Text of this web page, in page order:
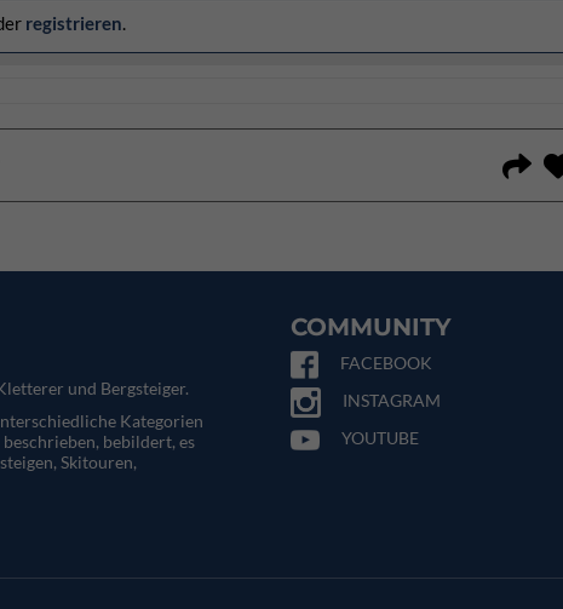
registrieren.
und Bergsteiger.
Kategorien
bebildert, es
Skitouren,
COMMUNITY
FACEBOOK
INSTAGRAM
YOUTUBE